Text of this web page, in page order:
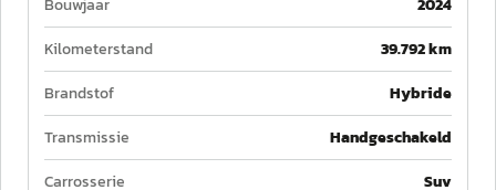
Bouwjaar
2024
Kilometerstand
39.792 km
Brandstof
Hybride
Transmissie
Handgeschakeld
Carrosserie
Suv